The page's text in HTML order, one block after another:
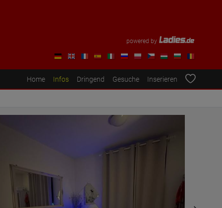
powered by
Home Infos Dringend Gesuche Inserieren